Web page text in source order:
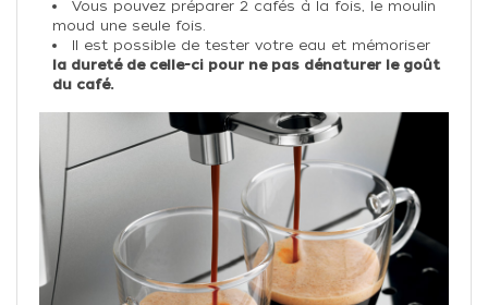
Vous pouvez préparer 2 cafés à la fois, le moulin
moud une seule fois.
Il est possible detester votre eau et mémoriser
la dureté de celle-ci pour ne pas dénaturer le goût
du café.